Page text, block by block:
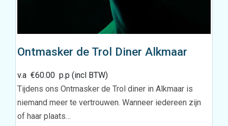
Ontmasker de Trol Diner Alkmaar
v.a€60.00 p.p (incl BTW)
Tijdens ons Ontmasker de Trol diner in Alkmaar is
niemand meer te vertrouwen. Wanneer iedereen zijn
of haar plaats…